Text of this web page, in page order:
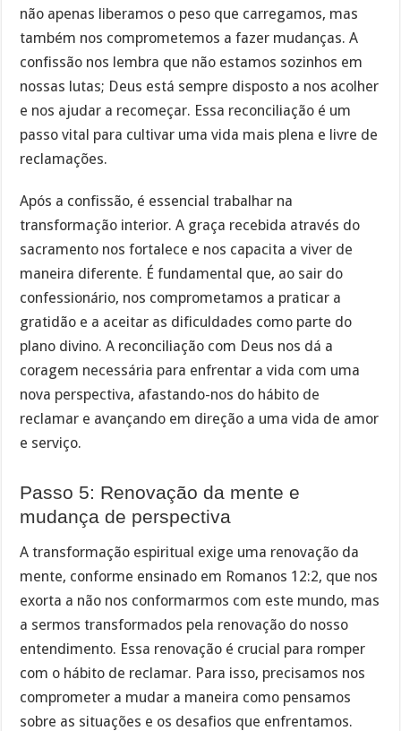
não apenas liberamos o peso que carregamos, mas
também nos comprometemos a fazer mudanças. A
confissão nos lembra que não estamos sozinhos em
nossas lutas; Deus está sempre disposto a nos acolher
e nos ajudar a recomeçar. Essa reconciliação é um
passo vital para cultivar uma vida mais plena e livre de
reclamações.
Após a confissão, é essencial trabalhar na
transformação interior. A graça recebida através do
sacramento nos fortalece e nos capacita a viver de
maneira diferente. É fundamental que, ao sair do
confessionário, nos comprometamos a praticar a
gratidão e a aceitar as dificuldades como parte do
plano divino. A reconciliação com Deus nos dá a
coragem necessária para enfrentar a vida com uma
nova perspectiva, afastando-nos do hábito de
reclamar e avançando em direção a uma vida de amor
e serviço.
Passo 5: Renovação da mente e
mudança de perspectiva
A transformação espiritual exige uma renovação da
mente, conforme ensinado em Romanos 12:2, que nos
exorta a não nos conformarmos com este mundo, mas
a sermos transformados pela renovação do nosso
entendimento. Essa renovação é crucial para romper
com o hábito de reclamar. Para isso, precisamos nos
comprometer a mudar a maneira como pensamos
sobre as situações e os desafios que enfrentamos.